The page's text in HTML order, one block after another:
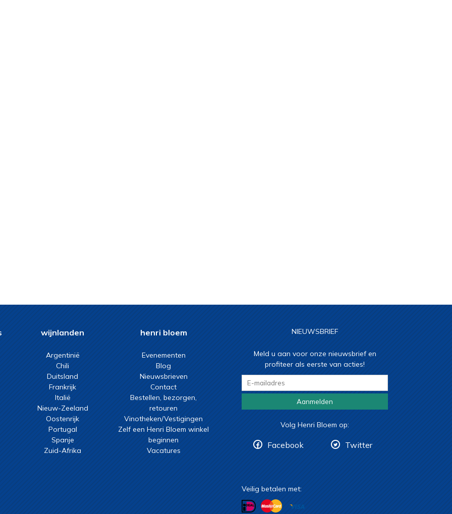
wijnlanden
Argentinië
Chili
Duitsland
Frankrijk
Italië
Nieuw-Zeeland
Oostenrijk
Portugal
Spanje
Zuid-Afrika
henri bloem
Evenementen
Blog
Nieuwsbrieven
Contact
Bestellen, bezorgen,
retouren
Vinotheken/Vestigingen
Zelf een Henri Bloem winkel
beginnen
Vacatures
NIEUWSBRIEF
Meld u aan voor onze nieuwsbrief en
profiteer als eerste van acties!
Aanmelden
Volg Henri Bloem op:
Facebook Twitter
Veilig betalen met: